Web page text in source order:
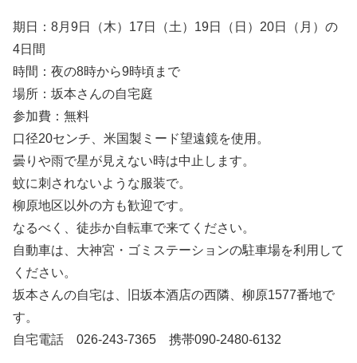
期日：8月9日（木）17日（土）19日（日）20日（月）の
4日間
時間：夜の8時から9時頃まで
場所：坂本さんの自宅庭
参加費：無料
口径20センチ、米国製ミード望遠鏡を使用。
曇りや雨で星が見えない時は中止します。
蚊に刺されないような服装で。
柳原地区以外の方も歓迎です。
なるべく、徒歩か自転車で来てください。
自動車は、大神宮・ゴミステーションの駐車場を利用して
ください。
坂本さんの自宅は、旧坂本酒店の西隣、柳原1577番地で
す。
自宅電話 026-243-7365 携帯090-2480-6132